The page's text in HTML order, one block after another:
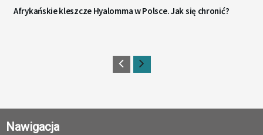
Afrykańskie kleszcze Hyalomma w Polsce. Jak się chronić?
Nawigacja